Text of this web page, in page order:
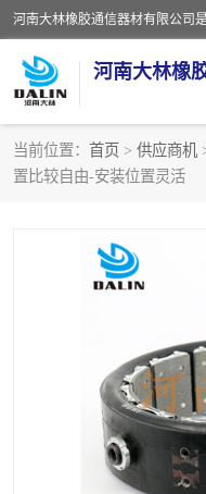
河南大林橡
当前位置： 首页 > 供应商机
置比较自由-安装位置灵活
推盘离合器
VC离合器
PO隔膜离合器
泥浆泵空气包胶囊
DY隔膜式离合器
KB离合器